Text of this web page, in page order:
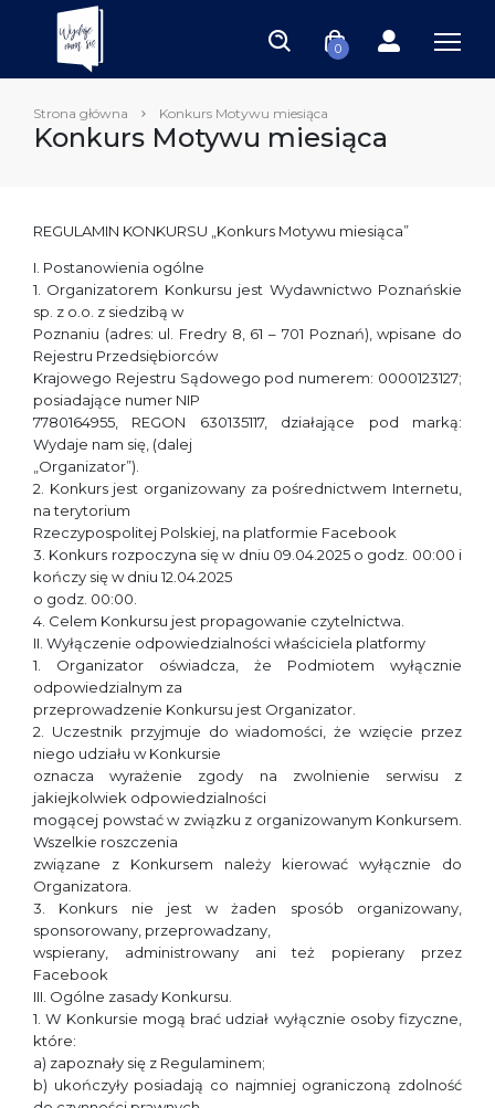
0
Strona główna Konkurs Motywu miesiąca
Konkurs Motywu miesiąca
REGULAMIN KONKURSU „Konkurs Motywu miesiąca”
I. Postanowienia ogólne
1. Organizatorem Konkursu jest Wydawnictwo Poznańskie
sp. z o.o. z siedzibą w
Poznaniu (adres: ul. Fredry 8, 61 – 701 Poznań), wpisane do
Rejestru Przedsiębiorców
Krajowego Rejestru Sądowego pod numerem: 0000123127;
posiadające numer NIP
7780164955, REGON 630135117, działające pod marką:
Wydaje nam się, (dalej
„Organizator”).
2. Konkurs jest organizowany za pośrednictwem Internetu,
na terytorium
Rzeczypospolitej Polskiej, na platformie Facebook
3. Konkurs rozpoczyna się w dniu 09.04.2025 o godz. 00:00 i
kończy się w dniu 12.04.2025
o godz. 00:00.
4. Celem Konkursu jest propagowanie czytelnictwa.
II. Wyłączenie odpowiedzialności właściciela platformy
1. Organizator oświadcza, że Podmiotem wyłącznie
odpowiedzialnym za
przeprowadzenie Konkursu jest Organizator.
2. Uczestnik przyjmuje do wiadomości, że wzięcie przez
niego udziału w Konkursie
oznacza wyrażenie zgody na zwolnienie serwisu z
jakiejkolwiek odpowiedzialności
mogącej powstać w związku z organizowanym Konkursem.
Wszelkie roszczenia
związane z Konkursem należy kierować wyłącznie do
Organizatora.
3. Konkurs nie jest w żaden sposób organizowany,
sponsorowany, przeprowadzany,
wspierany, administrowany ani też popierany przez
Facebook
III. Ogólne zasady Konkursu.
1. W Konkursie mogą brać udział wyłącznie osoby fizyczne,
które:
a) zapoznały się z Regulaminem;
b) ukończyły posiadają co najmniej ograniczoną zdolność